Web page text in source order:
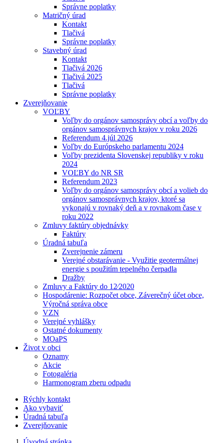
Správne poplatky
Matričný úrad
Kontakt
Tlačivá
Správne poplatky
Stavebný úrad
Kontakt
Tlačivá 2026
Tlačivá 2025
Tlačivá
Správne poplatky
Zverejňovanie
VOĽBY
Voľby do orgánov samosprávy obcí a voľby do
orgánov samosprávnych krajov v roku 2026
Referendum 4.júl 2026
Voľby do Európskeho parlamentu 2024
Voľby prezidenta Slovenskej republiky v roku
2024
VOĽBY do NR SR
Referendum 2023
Voľby do orgánov samosprávy obcí a volieb do
orgánov samosprávnych krajov, ktoré sa
vykonajú v rovnaký deň a v rovnakom čase v
roku 2022
Zmluvy faktúry objednávky
Faktúry
Úradná tabuľa
Zverejnenie zámeru
Verejné obstarávanie - Využitie geotermálnej
energie s použitím tepelného čerpadla
Dražby
Zmluvy a Faktúry do 12⁄2020
Hospodárenie: Rozpočet obce, Záverečný účet obce,
Výročná správa obce
VZN
Verejné vyhlášky
Ostatné dokumenty
MOaPS
Život v obci
Oznamy
Akcie
Fotogaléria
Harmonogram zberu odpadu
Rýchly kontakt
Ako vybaviť
Úradná tabuľa
Zverejňovanie